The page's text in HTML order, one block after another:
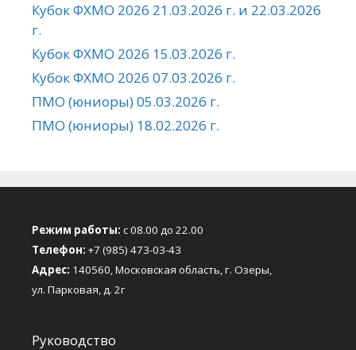
Кубок ФХМО 2026 21.03.2026 г. и 22.03.2026
г.
Кубок ФХМО 2026 15.03.2026 г.
Кубок ФХМО 2026 07.03.2026 г.
ПМО (юниоры) 05.03.2026 г.
ПМО (юниоры) 18.02.2026 г.
Режим работы: с 08.00 до 22.00
Телефон: +7 (985) 473-03-43
Адрес: 140560, Московская область, г. Озеры,
ул. Парковая, д. 2г
Руководство